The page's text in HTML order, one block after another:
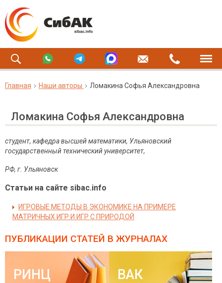
Главная Наши авторы Ломакина Софья Александровна
Ломакина Софья Александровна
студент, кафедра высшей математики, Ульяновский
государственный технический университет,
РФ, г. Ульяновск
Статьи на сайте sibac.info
ИГРОВЫЕ МЕТОДЫ В ЭКОНОМИКЕ НА ПРИМЕРЕ
МАТРИЧНЫХ ИГР И ИГР С ПРИРОДОЙ
ПУБЛИКАЦИИ СТАТЕЙ В ЖУРНАЛАХ
РИНЦ ВАК